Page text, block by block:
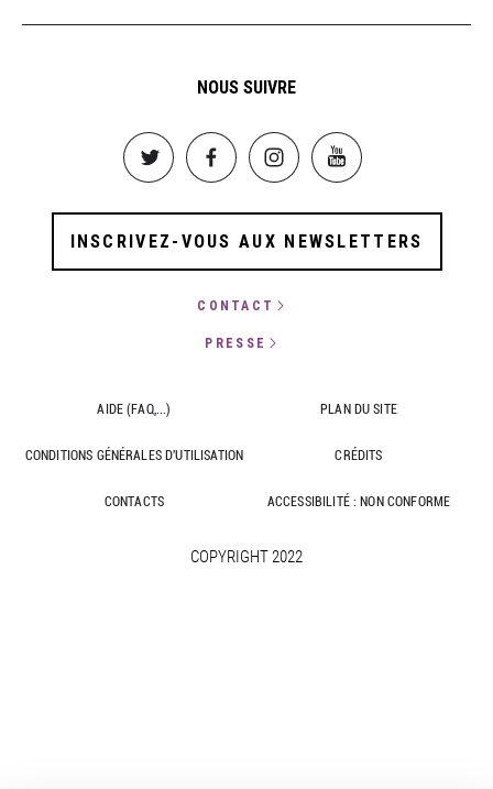
NOUS SUIVRE
Image Image Image Image
INSCRIVEZ-VOUS AUX NEWSLETTERS
CONTACT
PRESSE
AIDE (FAQ,...) PLAN DU SITE
CONDITIONS GÉNÉRALES D'UTILISATION CRÉDITS
CONTACTS ACCESSIBILITÉ : NON CONFORME
COPYRIGHT 2022